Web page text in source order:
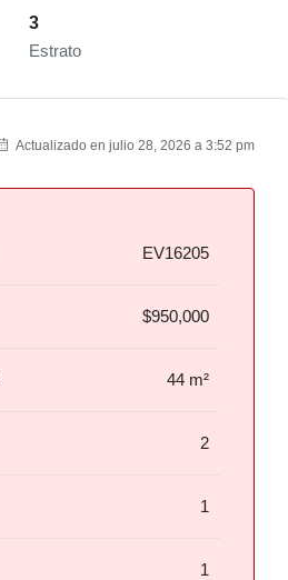
3
Estrato
Actualizado en julio 28, 2026 a 3:52 pm
EV16205
$950,000
44 m²
2
1
1